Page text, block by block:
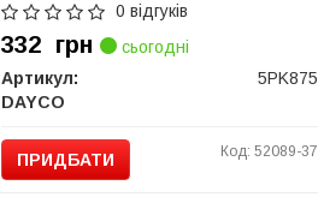
0 відгуків
332 грн
сьогодні
Артикул:
5PK875
DAYCO
ПРИДБАТИ Код: 52089-37